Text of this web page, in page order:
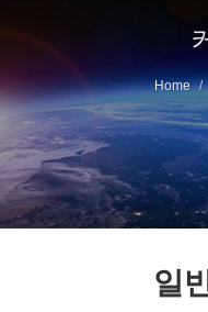
Home
일